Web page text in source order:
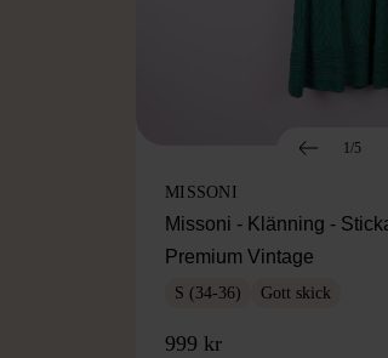
1/5
MISSONI
Missoni - Klänning -
Premium Vintage
S (34-36) Gott skick
999 kr